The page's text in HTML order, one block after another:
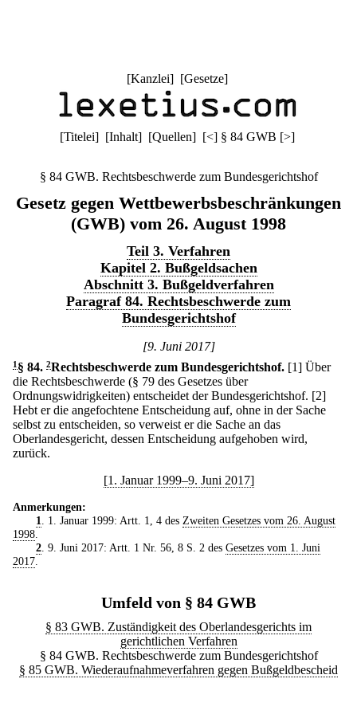
[Kanzlei] [Gesetze]
[Titelei] [Inhalt] [Quellen] [<] § 84 GWB [>]
§ 84 GWB. Rechtsbeschwerde zum Bundesgerichtshof
Gesetz gegen Wettbewerbsbeschränkungen
(GWB) vom 26. August 1998
Teil 3. Verfahren
Kapitel 2. Bußgeldsachen
Abschnitt 3. Bußgeldverfahren
Paragraf 84. Rechtsbeschwerde zum
Bundesgerichtshof
[9. Juni 2017]
1 § 84. 2Rechtsbeschwerde zum Bundesgerichtshof. [1] Über
die Rechtsbeschwerde (§ 79 des Gesetzes über
Ordnungswidrigkeiten) entscheidet der Bundesgerichtshof. [2]
Hebt er die angefochtene Entscheidung auf, ohne in der Sache
selbst zu entscheiden, so verweist er die Sache an das
Oberlandesgericht, dessen Entscheidung aufgehoben wird,
zurück.
[1. Januar 1999–9. Juni 2017]
Anmerkungen:
1
. 1. Januar 1999: Artt. 1, 4 des Zweiten Gesetzes vom 26. August
1998
2. 9. Juni 2017: Artt. 1 Nr. 56, 8 S. 2 des Gesetzes vom 1. Juni
2017
Umfeld von § 84 GWB
§ 83 GWB. Zuständigkeit des Oberlandesgerichts im
gerichtlichen Verfahren
§ 84 GWB. Rechtsbeschwerde zum Bundesgerichtshof
§ 85 GWB. Wiederaufnahmeverfahren gegen Bußgeldbescheid